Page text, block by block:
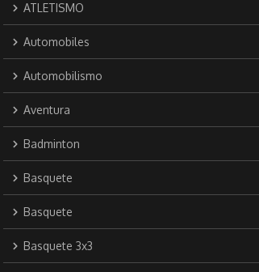
ATLETISMO
Automobiles
Automobilismo
Aventura
Badminton
Basquete
Basquete
Basquete 3x3